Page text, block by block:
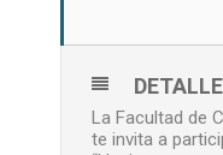
La Facultad de
te invita a